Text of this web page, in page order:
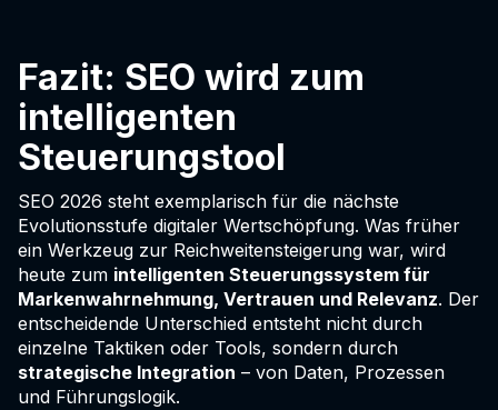
Fazit: SEO wird zum
intelligenten
Steuerungstool
SEO 2026 steht exemplarisch für die nächste
Evolutionsstufe digitaler Wertschöpfung. Was früher
ein Werkzeug zur Reichweitensteigerung war, wird
heute zum intelligenten Steuerungssystem für
Markenwahrnehmung, Vertrauen und Relevanz. Der
entscheidende Unterschied entsteht nicht durch
einzelne Taktiken oder Tools, sondern durch
strategische Integration – von Daten, Prozessen
und Führungslogik.